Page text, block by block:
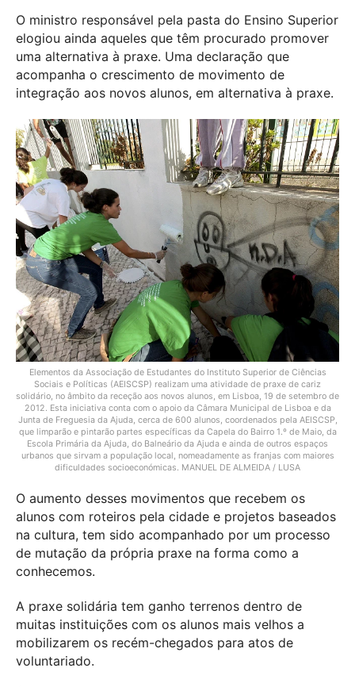
O ministro responsável pela pasta do Ensino Superior
elogiou ainda aqueles que têm procurado promover
uma alternativa à praxe. Uma declaração que
acompanha o crescimento de movimento de
integração aos novos alunos, em alternativa à praxe.
Elementos da Associação de Estudantes do Instituto Superior de Ciências
Sociais e Políticas (AEISCSP) realizam uma atividade de praxe de cariz
solidário, no âmbito da receção aos novos alunos, em Lisboa, 19 de setembro de
2012. Esta iniciativa conta com o apoio da Câmara Municipal de Lisboa e da
Junta de Freguesia da Ajuda, cerca de 600 alunos, coordenados pela AEISCSP,
que limparão e pintarão partes específicas da Capela do Bairro 1.º de Maio, da
Escola Primária da Ajuda, do Balneário da Ajuda e ainda de outros espaços
urbanos que sirvam a população local, nomeadamente as franjas com maiores
dificuldades socioeconómicas. MANUEL DE ALMEIDA / LUSA
O aumento desses movimentos que recebem os
alunos com roteiros pela cidade e projetos baseados
na cultura, tem sido acompanhado por um processo
de mutação da própria praxe na forma como a
conhecemos.
A praxe solidária tem ganho terrenos dentro de
muitas instituições com os alunos mais velhos a
mobilizarem os recém-chegados para atos de
voluntariado.